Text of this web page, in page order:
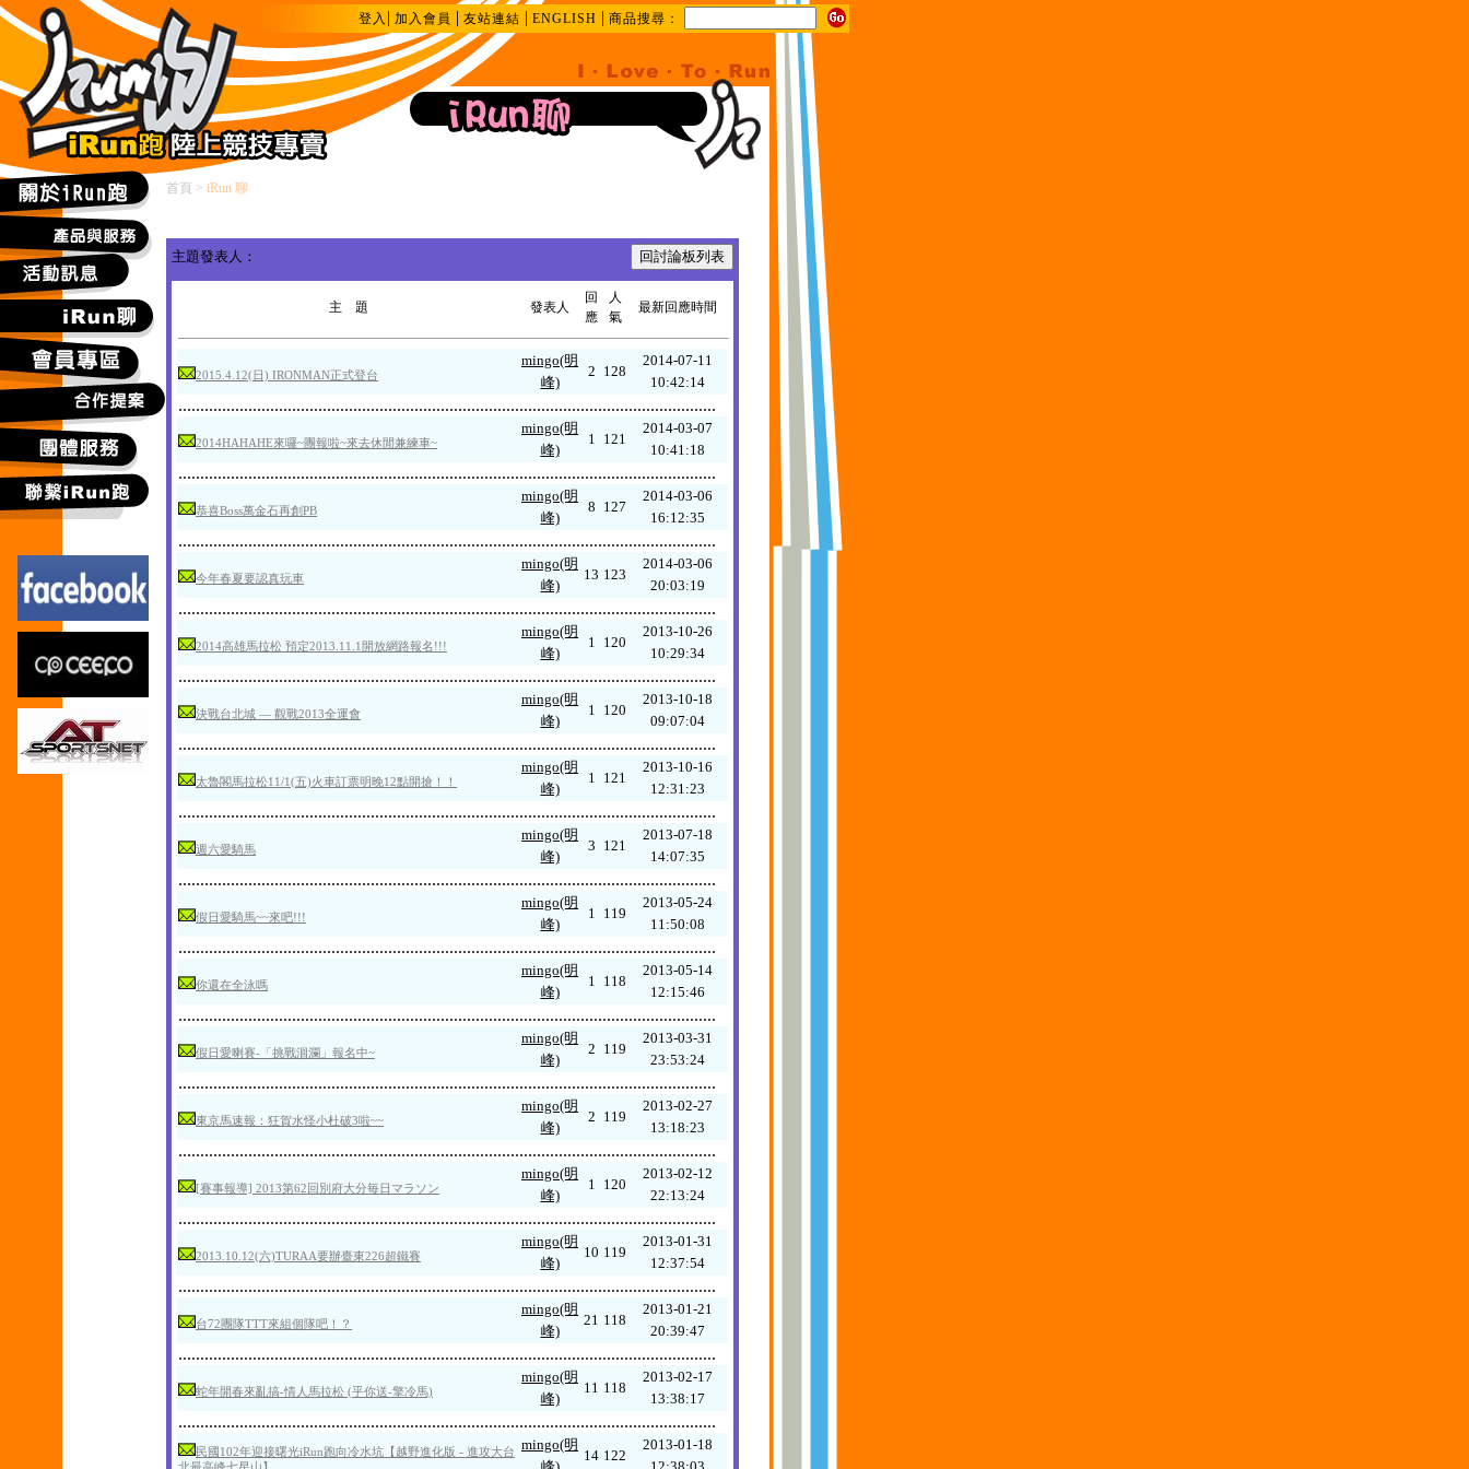
登入 | 加入會員 | 友站連結 | ENGLISH | 商品搜尋：
首頁 > iRun 聊
主題發表人：
主 題 發表人
回
應
人
氣
最新回應時間
2015.4.12(日) IRONMAN正式登台
mingo(明
峰)
2 128
2014-07-11
10:42:14
...........................................................................................................................
2014HAHAHE來囉~團報啦~來去休閒兼練車~
mingo(明
峰)
1 121
2014-03-07
10:41:18
...........................................................................................................................
恭喜Boss萬金石再創PB
mingo(明
峰)
8 127
2014-03-06
16:12:35
...........................................................................................................................
今年春夏要認真玩車
mingo(明
峰)
13 123
2014-03-06
20:03:19
...........................................................................................................................
2014高雄馬拉松 預定2013.11.1開放網路報名!!!
mingo(明
峰)
1 120
2013-10-26
10:29:34
...........................................................................................................................
決戰台北城 — 觀戰2013全運會
mingo(明
峰)
1 120
2013-10-18
09:07:04
...........................................................................................................................
太魯閣馬拉松11/1(五)火車訂票明晚12點開搶！！
mingo(明
峰)
1 121
2013-10-16
12:31:23
...........................................................................................................................
週六愛騎馬
mingo(明
峰)
3 121
2013-07-18
14:07:35
...........................................................................................................................
假日愛騎馬~~來吧!!!
mingo(明
峰)
1 119
2013-05-24
11:50:08
...........................................................................................................................
你還在全泳嗎
mingo(明
峰)
1 118
2013-05-14
12:15:46
...........................................................................................................................
假日愛喇賽-「挑戰洄瀾」報名中~
mingo(明
峰)
2 119
2013-03-31
23:53:24
...........................................................................................................................
東京馬速報：狂賀水怪小杜破3啦~~
mingo(明
峰)
2 119
2013-02-27
13:18:23
...........................................................................................................................
[賽事報導] 2013第62回別府大分毎日マラソン
mingo(明
峰)
1 120
2013-02-12
22:13:24
...........................................................................................................................
2013.10.12(六)TURAA要辦臺東226超鐵賽
mingo(明
峰)
10 119
2013-01-31
12:37:54
...........................................................................................................................
台72團隊TTT來組個隊吧！？
mingo(明
峰)
21 118
2013-01-21
20:39:47
...........................................................................................................................
蛇年開春來亂搞-情人馬拉松 (乎你送-擎冷馬)
mingo(明
峰)
11 118
2013-02-17
13:38:17
...........................................................................................................................
民國102年迎接曙光iRun跑向冷水坑【越野進化版 - 進攻大台 mingo(明
14 122
2013-01-18